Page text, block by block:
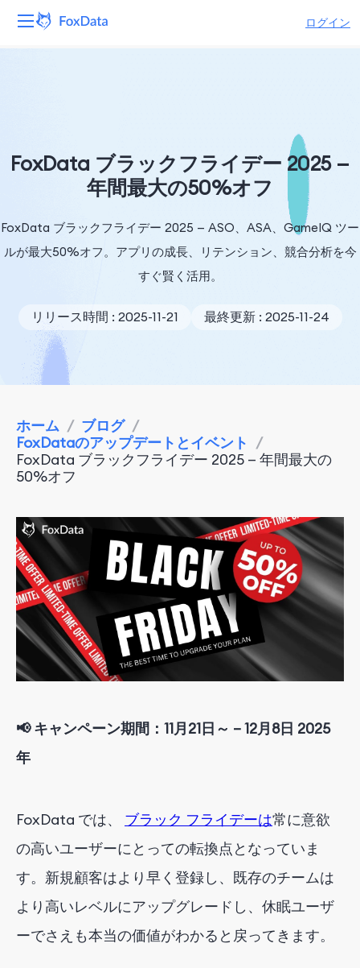
ログイン
価格
FoxData ブラックフライデー 2025 —
年間最大の50%オフ
FoxData ブラックフライデー 2025 — ASO、ASA、GameIQ ツー
ルが最大50%オフ。アプリの成長、リテンション、競合分析を今
すぐ賢く活用。
リリース時間 : 2025-11-21 最終更新 : 2025-11-24
ホーム / ブログ /
FoxDataのアップデートとイベント /
FoxData ブラックフライデー 2025 — 年間最大の
50%オフ
📢 キャンペーン期間：11月21日 ～ –12月8日 2025
年
FoxData では、 ブラック フライデーは常に意欲
の高いユーザーにとっての転換点となっていま
す。新規顧客はより早く登録し、既存のチームは
より高いレベルにアップグレードし、休眠ユーザ
ーでさえも本当の価値がわかると戻ってきます。